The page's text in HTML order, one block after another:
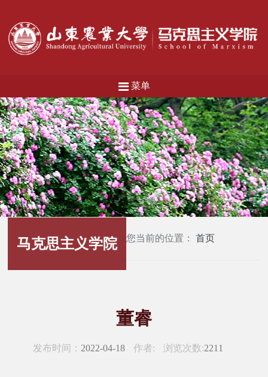
菜单
马克思主义学院 您当前的位置：首页
董睿
发布时间： 2022-04-18 作者: 浏览次数:2211